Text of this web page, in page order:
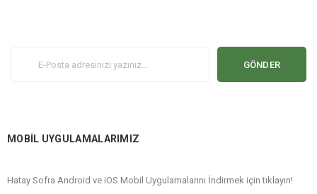
GÖNDER
MOBİL UYGULAMALARIMIZ
Hatay Sofra Android ve iOS Mobil Uygulamalarını İndirmek için tıklayın!